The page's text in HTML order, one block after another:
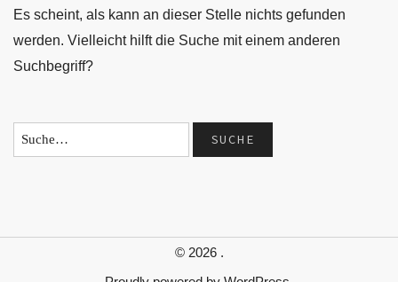
Es scheint, als kann an dieser Stelle nichts gefunden
werden. Vielleicht hilft die Suche mit einem anderen
Suchbegriff?
© 2026 .